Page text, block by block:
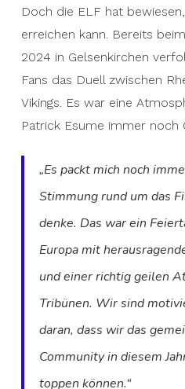
Doch die ELF hat
erreichen kann. Bereits
2024 in Gelsenkirchen
Fans das Duell zwischen
Vikings. Es war eine
Patrick Esume immer noch
„Es packt mich noch
Stimmung rund um das
denke. Das war ein
Europa mit
und einer richtig geilen
Tribünen. Wir sind
daran, dass wir das
Community in diesem
toppen können.“